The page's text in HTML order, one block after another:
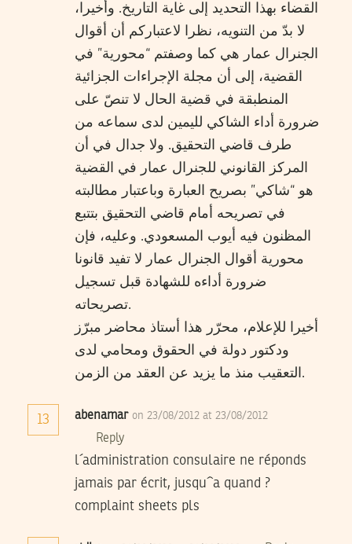
القضاء بهذا التحديد إلى غاية التاريخ. وأخيرا،
لا بدّ من التنويه، نظرا لاعتباركم أن أقوال
الجنرال عمار هي كما وصفتم “محورية” في
القضية، إلى أن مجلة الإجراءات الجزائية
المنطبقة في قضية الحال لا تنصّ على
ضرورة أداء الشاكي لليمين لدى سماعه من
طرف قاضي التحقيق. ولا جدال في أن
المركز القانوني للجنرال عمار في القضية
هو “شاكي” بصريح العبارة وباعتبار مطالبته
في تصريحه أمام قاضي التحقيق بتتبع
المظنون فيه أيوب المسعودي. وعليه، فإن
محورية أقوال الجنرال عمار لا تفيد قانونا
ضرورة أداءه للشهادة قبل تسجيل
تصريحاته.
أخيرا للإعلام، محرّر هذا أستاذ محاضر مبرّز
ودكتور دولة في الحقوق ومحامي لدى
التعقيب منذ ما يزيد عن العقد من الزمن.
13 abenamar on 23/08/2012 at 23/08/2012
Reply
l´administration consulaire ne réponds
jamais par écrit, jusqu´`a quand ?
complaint sheets pls